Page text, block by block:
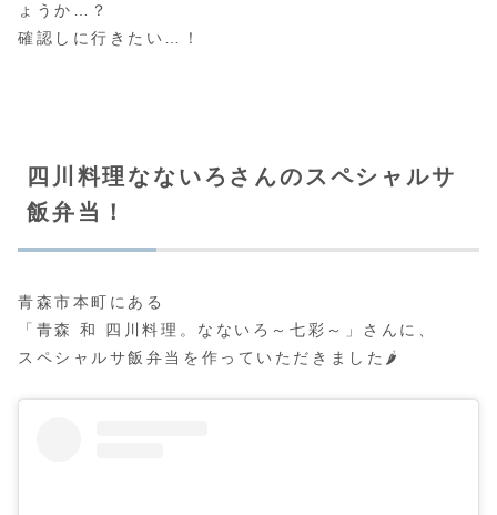
ょうか…？
確認しに行きたい…！
四川料理なないろさんのスペシャルサ
飯弁当！
青森市本町にある
「青森 和 四川料理。なないろ～七彩～」さんに、
スペシャルサ飯弁当を作っていただきました🌶️